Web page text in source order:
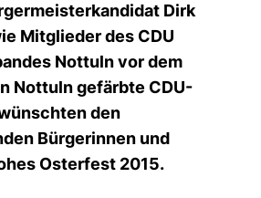
Dirk
Mitglieder des CDU
Nottuln vor dem
Nottuln gefärbte CDU-
den
Bürgerinnen und
Osterfest 2015.